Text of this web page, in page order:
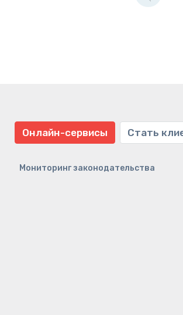
Онлайн-сервисы Стать
Мониторинг законодательства